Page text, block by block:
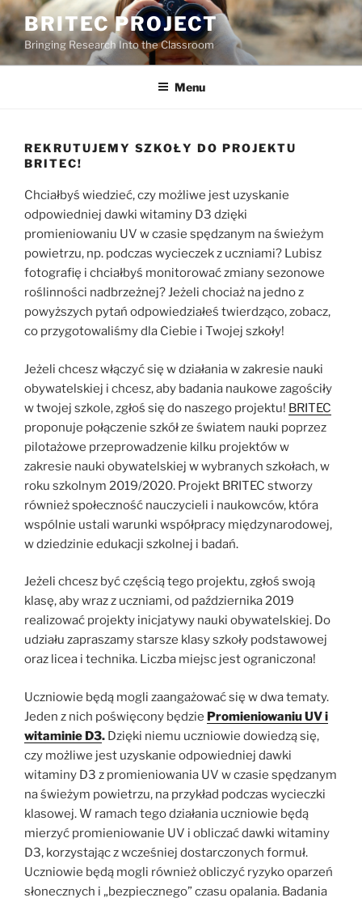
Skip
to
content
BRITEC PROJECT
Bringing Research Into the Classroom
Menu
REKRUTUJEMY SZKOŁY DO PROJEKTU
BRITEC!
Chciałbyś wiedzieć, czy możliwe jest uzyskanie
odpowiedniej dawki witaminy D3 dzięki
promieniowaniu UV w czasie spędzanym na świeżym
powietrzu, np. podczas wycieczek z uczniami? Lubisz
fotografię i chciałbyś monitorować zmiany sezonowe
roślinności nadbrzeżnej? Jeżeli chociaż na jedno z
powyższych pytań odpowiedziałeś twierdząco, zobacz,
co przygotowaliśmy dla Ciebie i Twojej szkoły!
Jeżeli chcesz włączyć się w działania w zakresie nauki
obywatelskiej i chcesz, aby badania naukowe zagościły
w twojej szkole, zgłoś się do naszego projektu! BRITEC
proponuje połączenie szkół ze światem nauki poprzez
pilotażowe przeprowadzenie kilku projektów w
zakresie nauki obywatelskiej w wybranych szkołach, w
roku szkolnym 2019/2020. Projekt BRITEC stworzy
również społeczność nauczycieli i naukowców, która
wspólnie ustali warunki współpracy międzynarodowej,
w dziedzinie edukacji szkolnej i badań.
Jeżeli chcesz być częścią tego projektu, zgłoś swoją
klasę, aby wraz z uczniami, od października 2019
realizować projekty inicjatywy nauki obywatelskiej. Do
udziału zapraszamy starsze klasy szkoły podstawowej
oraz licea i technika. Liczba miejsc jest ograniczona!
Uczniowie będą mogli zaangażować się w dwa tematy.
Jeden z nich poświęcony będzie Promieniowaniu UV i
witaminie D3. Dzięki niemu uczniowie dowiedzą się,
czy możliwe jest uzyskanie odpowiedniej dawki
witaminy D3 z promieniowania UV w czasie spędzanym
na świeżym powietrzu, na przykład podczas wycieczki
klasowej. W ramach tego działania uczniowie będą
mierzyć promieniowanie UV i obliczać dawki witaminy
D3, korzystając z wcześniej dostarczonych formuł.
Uczniowie będą mogli również obliczyć ryzyko oparzeń
słonecznych i „bezpiecznego” czasu opalania. Badania